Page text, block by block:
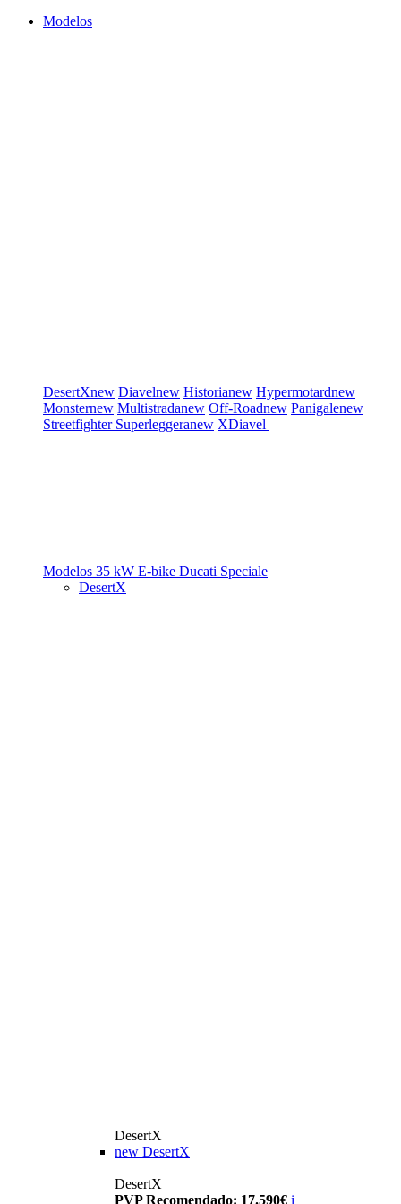
Modelos
DesertXnew Diavelnew Historianew Hypermotardnew
Monsternew Multistradanew Off-Roadnew Panigalenew
Streetfighter Superleggeranew XDiavel
Modelos 35 kW E-bike Ducati Speciale
DesertX
DesertX
new DesertX
DesertX
PVP Recomendado: 17.590€ i